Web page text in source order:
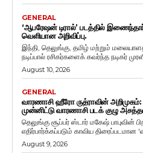
GENERAL
‘ஆபரேஷன் டிரால்’ படத்தில் இணைந்தார்
வெளியான அறிவிப்பு.
இந்தி, தெலுங்கு, தமிழ் மற்றும்
நடிப்பால் ரசிகர்களைக் கவர்ந்த நடிகர்
August 10, 2026
GENERAL
வாரணாசி ஹீரோ ருத்ராவின் அறிமுகம்:
முன்னிட்டு வாரணாசி படக் குழு
தெலுங்கு சூப்பர் ஸ்டார் மகேஷ் பாபுவின்
எதிர்பார்க்கப்படும் காவிய திரைப்படமான
August 9, 2026